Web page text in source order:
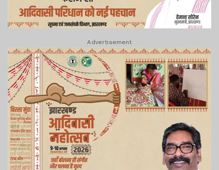
Advertisement